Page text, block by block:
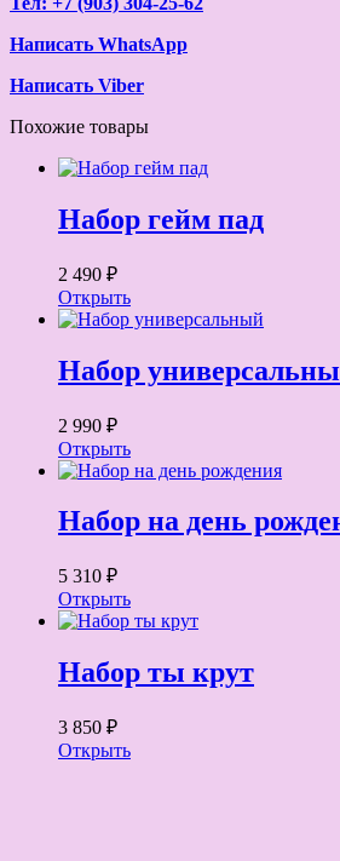
Написать WhatsApp
Написать Viber
Похожие товары
Набор гейм пад
2 490 ₽
Открыть
Набор
2 990 ₽
Открыть
Набор на день
5 310 ₽
Открыть
Набор ты крут
3 850 ₽
Открыть